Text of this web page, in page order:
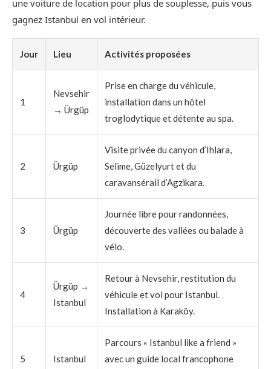
une voiture de location pour plus de souplesse, puis vous
gagnez Istanbul en vol intérieur.
Jour Lieu Activités proposées
1
Nevsehir
→ Ürgüp
Prise en charge du véhicule,
installation dans un hôtel
troglodytique et détente au spa.
2 Ürgüp
Visite privée du canyon d’Ihlara,
Selime, Güzelyurt et du
caravansérail d’Agzikara.
3 Ürgüp
Journée libre pour randonnées,
découverte des vallées ou balade à
vélo.
4
Ürgüp →
Istanbul
Retour à Nevsehir, restitution du
véhicule et vol pour Istanbul.
Installation à Karaköy.
5 Istanbul
Parcours « Istanbul like a friend »
avec un guide local francophone